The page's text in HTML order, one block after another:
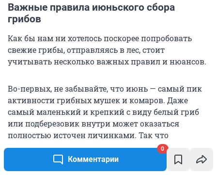
Комментарии
0
Важные правила июньского сбора
грибов
Как бы нам ни хотелось поскорее попробовать
свежие грибы, отправляясь в лес, стоит
учитывать несколько важных правил и нюансов.
Во-первых, не забывайте, что июнь — самый пик
активности грибных мушек и комаров. Даже
самый маленький и крепкий с виду белый гриб
или подберезовик внутри может оказаться
полностью источен личинками. Так что
проверяйте ножки грибов прямо в лесу и не
кладите в корзину что попало.